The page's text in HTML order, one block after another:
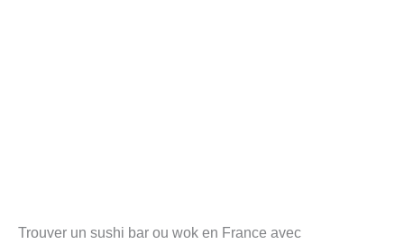
Trouver un sushi bar ou wok en France avec